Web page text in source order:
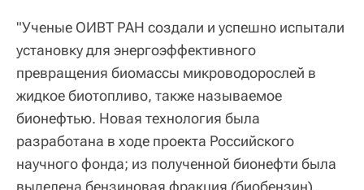
"Ученые ОИВТ РАН создали и успешно испытали
установку для энергоэффективного
превращения биомассы микроводорослей в
жидкое биотопливо, также называемое
бионефтью. Новая технология была
разработана в ходе проекта Российского
научного фонда; из полученной бионефти была
выделена бензиновая фракция (биобензин),